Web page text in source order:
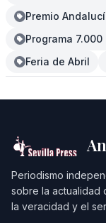
Premio
Programa
Feria de Abril
Periodismo
sobre la actualidad
la veracidad y el